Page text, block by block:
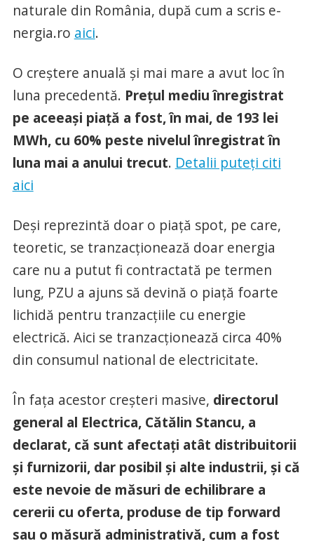
naturale din România, după cum a scris e-
nergia.ro aici.
O creştere anuală şi mai mare a avut loc în
luna precedentă. Preţul mediu înregistrat
pe aceeaşi piaţă a fost, în mai, de 193 lei
MWh, cu 60% peste nivelul înregistrat în
luna mai a anului trecut. Detalii puteţi citi
aici
Deşi reprezintă doar o piaţă spot, pe care,
teoretic, se tranzacţionează doar energia
care nu a putut fi contractată pe termen
lung, PZU a ajuns să devină o piaţă foarte
lichidă pentru tranzacţiile cu energie
electrică. Aici se tranzacţionează circa 40%
din consumul national de electricitate.
În faţa acestor creşteri masive, directorul
general al Electrica, Cătălin Stancu, a
declarat, că sunt afectaţi atât distribuitorii
şi furnizorii, dar posibil şi alte industrii, şi că
este nevoie de măsuri de echilibrare a
cererii cu oferta, produse de tip forward
sau o măsură administrativă, cum a fost